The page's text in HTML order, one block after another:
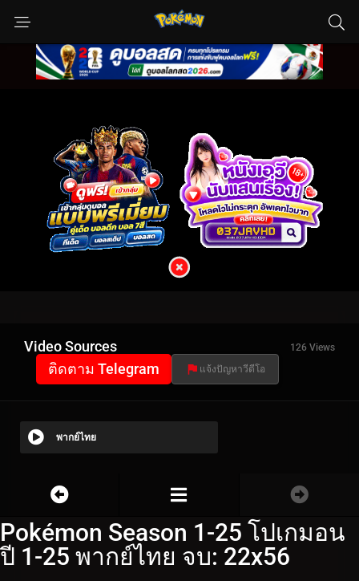
Video Sources 126 Views
ติดตาม Telegram แจ้งปัญหาวีดีโอ
พากย์ไทย
Pokémon Season 1-25 โปเกมอน
ปี 1-25 พากย์ไทย จบ: 22x56